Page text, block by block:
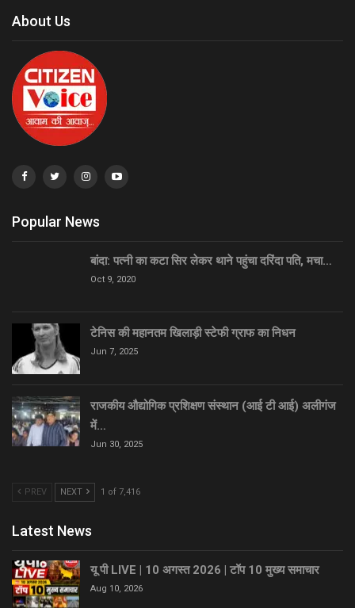
About Us
Popular News
बांदा: पत्नी का कटा सिर लेकर थाने पहुंचा दरिंदा पति, मचा…
Oct 9, 2020
टेनिस की महानतम खिलाड़ी स्टेफी ग्राफ का निधन
Jun 7, 2025
राजकीय औद्योगिक प्रशिक्षण संस्थान (आई टी आई) अलीगंज
में…
Jun 30, 2025
PREV NEXT 1 of 7,416
Latest News
यू पी LIVE | 10 अगस्त 2026 | टॉप 10 मुख्य समाचार
Aug 10, 2026